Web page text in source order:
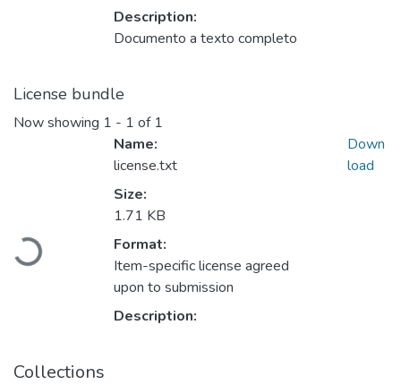
Description:
Documento a texto completo
License bundle
Now showing 1 - 1 of 1
Loading...
Name:
license.txt
Size:
1.71 KB
Format:
Item-specific license agreed
upon to submission
Description:
Down
load
Collections